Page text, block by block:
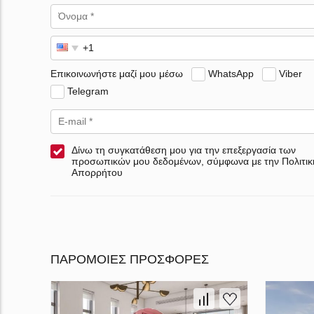
Επικοινωνήστε μαζί μου μέσω WhatsApp
Viber
Telegram
Δίνω τη συγκατάθεση μου για την επεξεργασία των
προσωπικών μου δεδομένων, σύμφωνα με την
Απορρήτου
ΠΑΡΌΜΟΙΕΣ ΠΡΟΣΦΟΡΈΣ